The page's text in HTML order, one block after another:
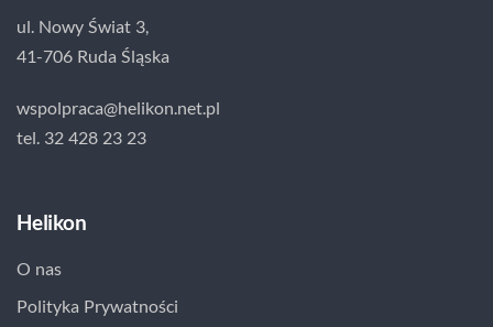
ul. Nowy Świat 3,
41-706 Ruda Śląska
wspolpraca@helikon.net.pl
tel. 32 428 23 23
Helikon
O nas
Polityka Prywatności